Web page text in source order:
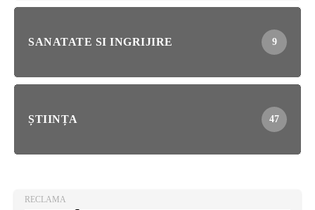
SANATATE SI INGRIJIRE 9
ȘTIINȚA 47
RECLAMA